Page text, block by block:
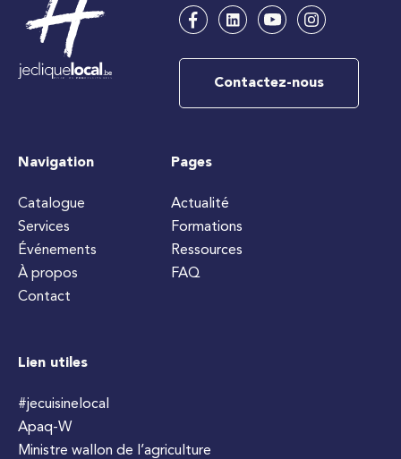
Contactez-nous
Navigation
Catalogue
Services
Événements
À propos
Contact
Pages
Actualité
Formations
Ressources
FAQ
Lien utiles
#jecuisinelocal
Apaq-W
Ministre wallon de l’agriculture